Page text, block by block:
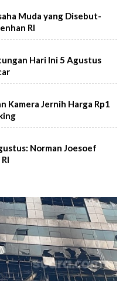
Muda yang Disebut-
RI
Hari Ini 5 Agustus
Kamera Jernih Harga Rp1
Norman Joesoef